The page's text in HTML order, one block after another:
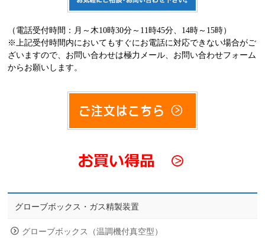
（電話受付時間：月～木10時30分～11時45分、14時～15時）
※上記受付時間内においてもすぐにお電話に対応できない場合がご
ざいますので、お問い合わせは極力メール、お問い合わせフォーム
からお願いします。
グローブボックス・ガス精製装置
グローブボックス（温調機付真空型）